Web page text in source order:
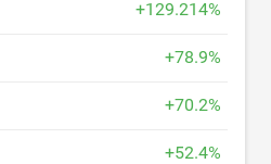
+129.214%
+78.9%
+70.2%
+52.4%